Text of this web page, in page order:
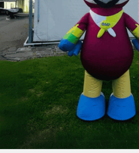
SELECCIONAR
TODO
AGREGAR
SELECCIONADOS
AL CARRITO